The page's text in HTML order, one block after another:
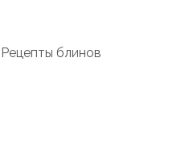
Рецепты блинов